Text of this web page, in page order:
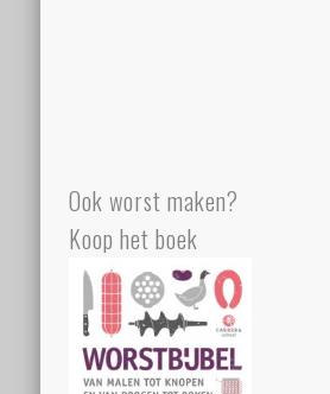
Ook worst maken?
Koop het boek